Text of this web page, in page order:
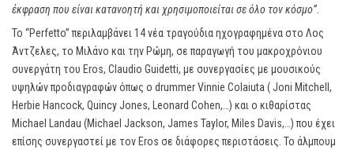
έκφραση που είναι κατανοητή και χρησιμοποιείται σε όλο τον κόσμο”.
Το “Perfetto” περιλαμβάνει 14 νέα τραγούδια ηχογραφημένα στο Λος
Άντζελες, το Μιλάνο και την Ρώμη, σε παραγωγή του μακροχρόνιου
συνεργάτη του Eros, Claudio Guidetti, με συνεργασίες με μουσικούς
υψηλών προδιαγραφών όπως ο drummer Vinnie Colaiuta ( Joni Mitchell,
Herbie Hancock, Quincy Jones, Leonard Cohen,…) και ο κιθαρίστας
Michael Landau (Michael Jackson, James Taylor, Miles Davis,…) που έχει
επίσης συνεργαστεί με τον Eros σε διάφορες περιστάσεις. Το άλμπουμ